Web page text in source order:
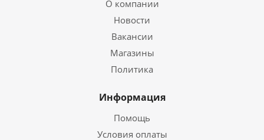
О компании
Новости
Вакансии
Магазины
Политика
Информация
Помощь
Условия оплаты